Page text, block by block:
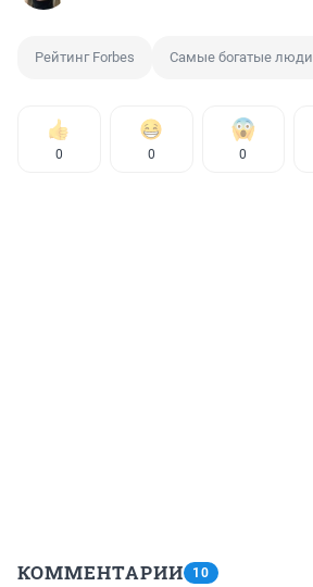
Рейтинг Forbes Самые богатые люди
0 0 0
КОММЕНТАРИИ 10